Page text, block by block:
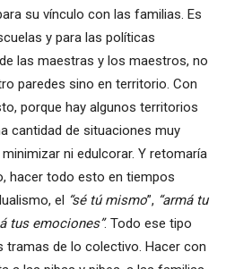
su vínculo con las familias. Es
y para las políticas
las maestras y los maestros, no
paredes sino en territorio. Con
porque hay algunos territorios
cantidad de situaciones muy
ni edulcorar. Y retomaría
hacer todo esto en tiempos
el “sé tú mismo”, “armá tu
tus emociones”. Todo ese tipo
tramas de lo colectivo. Hacer con